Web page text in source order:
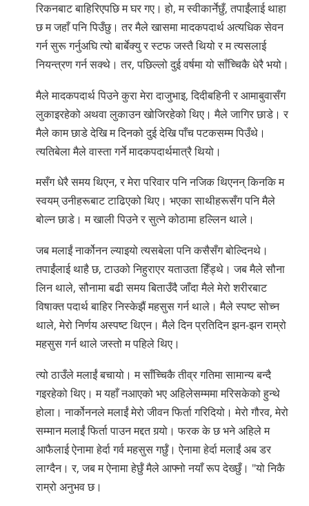
繁體中文 (Chinese)
Arabic
Nepali
Ukrainian
Czech
Turkish
रिकनबाट बाहिरिएपछि म घर गए। हो, म स्वीकार्नेछुँ, तपाईंलाई थाहा
छ म जहाँ पनि ‍पिउँछु। तर मैले खासमा मादकपदार्थ अत्यधिक सेवन
गर्न सुरू गर्नुअघि त्यो बार्बेक्यु र स्टफ जस्तै थियो र म त्यसलाई
नियन्त्रण गर्न सक्थे। तर, पछिल्लो दुई वर्षमा यो साँच्चिकै धेरै भयो।
मैले मादकपदार्थ पिउने कुरा मेरा दाजुभाइ, दिदीबहिनी र आमाबुवासँग
लुकाइरहेको अथवा लुकाउन खोजिरहेको थिए। मैले जागिर ‍छाडे। र
मैले काम ‍छाडे देखि म दिनको दुई देखि पाँच पटकसम्म पिउँथे।
त्यतिबेला मैले वास्ता गर्ने मादकपदार्थमात्रै थियो।
मसँग धेरै समय थिएन, र मेरा परिवार पनि नजिक थिएनन् किनकि म
स्वयम् उनीहरूबाट टाढिएको थिए। भएका साथीहरूसँग पनि मैले
बोल्न ‍छाडे। म खाली पिउने र सुत्ने कोठामा हल्लिन थाले।
जब मलाईं नार्कोनन ल्याइयो त्यसबेला पनि कसैसँग बोल्दिनथे।
तपाईंलाई थाहै छ, टाउको निहुराएर यताउता हिँड्थे। जब मैले सौना
लिन थाले, सौनामा बढी समय बिताउँदै जाँदा मैले मेरो शरीरबाट
विषाक्त पदार्थ बाहिर निस्केझैं महसुस गर्न थाले। मैले स्पष्ट सोच्न
थाले, मेरो निर्णय अस्पष्ट थिएन। मैले दिन प्रतिदिन झन-झन राम्रो
महसुस गर्न थाले जस्तो म पहिले थिए।
त्यो ठाउँले मलाईं बचायो। म साँच्चिकै तीव्र गतिमा सामान्य बन्दै
गइरहेको थिए। म यहाँ नआएको भए अहिलेसम्ममा मरिसकेको हुन्थे
होला। नार्कोननले मलाईं मेरो जीवन फिर्ता गरिदियो। मेरो गौरव, मेरो
सम्मान मलाईं फिर्ता पाउन मद्दत गर्‍यो। फरक के छ भने अहिले म
आफैलाई ऐनामा हेर्दा गर्व महसुस गर्छुँ। ऐनामा हेर्दा मलाईं अब डर
लाग्दैन। र, जब म ऐनामा हेर्छुँ मैले आफ्नो नयाँ रूप देख्छुँ। "यो निकै
राम्रो अनुभव छ।